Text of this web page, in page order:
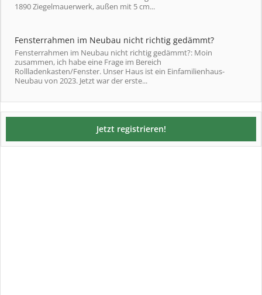
1890 Ziegelmauerwerk, außen mit 5 cm...
Fensterrahmen im Neubau nicht richtig gedämmt?
Fensterrahmen im Neubau nicht richtig gedämmt?: Moin
zusammen, ich habe eine Frage im Bereich
Rollladenkasten/Fenster. Unser Haus ist ein Einfamilienhaus-
Neubau von 2023. Jetzt war der erste...
Jetzt registrieren!